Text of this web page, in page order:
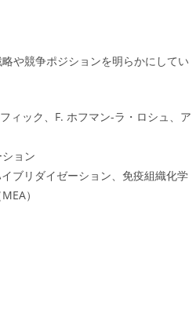
や競争ポジションを明らかにしてい
ィック、F. ホフマン-ラ・ロシュ、ア
ョン
ブリダイゼーション、免疫組織化学
）